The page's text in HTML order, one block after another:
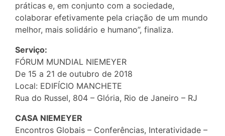
práticas e, em conjunto com a sociedade,
colaborar efetivamente pela criação de um mundo
melhor, mais solidário e humano”, finaliza.
Serviço:
FÓRUM MUNDIAL NIEMEYER
De 15 a 21 de outubro de 2018
Local: EDIFÍCIO MANCHETE
Rua do Russel, 804 – Glória, Rio de Janeiro – RJ
CASA NIEMEYER
Encontros Globais – Conferências, Interatividade –